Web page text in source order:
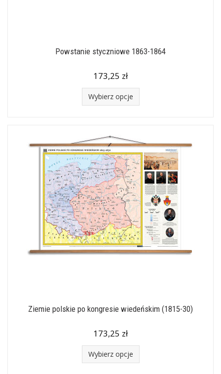
Powstanie styczniowe 1863-1864
173,25 zł
Wybierz opcje
Ziemie polskie po kongresie wiedeńskim (1815-30)
173,25 zł
Wybierz opcje